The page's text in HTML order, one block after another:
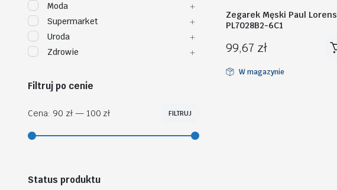
Zegarek Męski Paul Lorens
PL7028B2-6C1
99,67 zł
W magazynie
Moda
Supermarket
Uroda
Zdrowie
Filtruj po cenie
FILTRUJ
Cena: 90 zł— 100 zł
Status produktu